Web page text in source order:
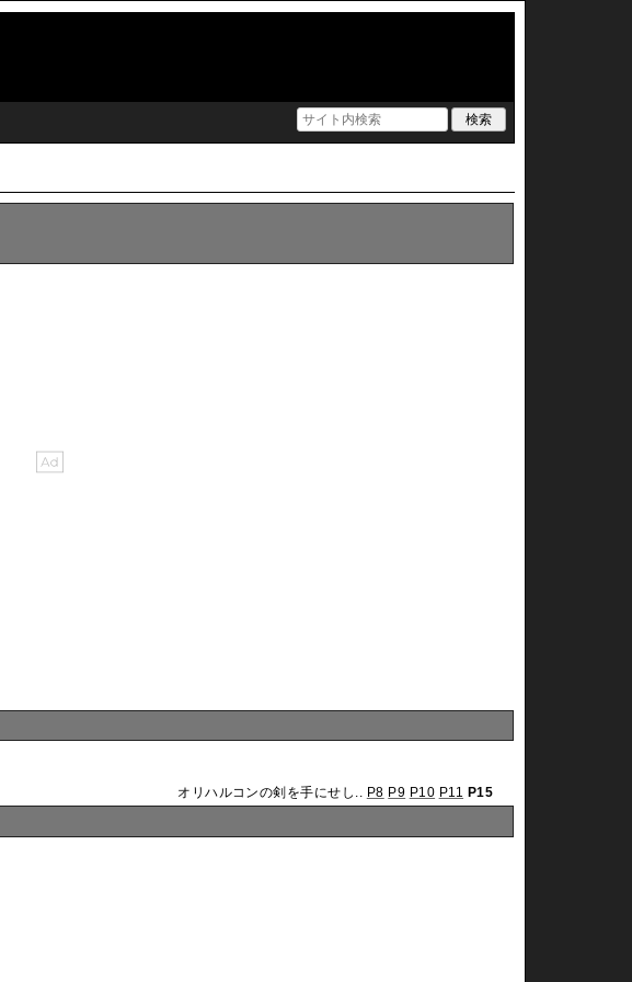
オリハルコンの剣を手にせし.. P8 P9 P10 P11 P15